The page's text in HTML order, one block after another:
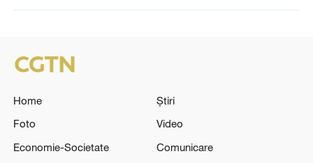
Home
Știri
Foto
Video
Economie-Societate
Comunicare